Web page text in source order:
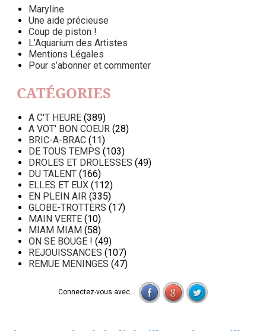
Maryline
Une aide précieuse
Coup de piston !
L’Aquarium des Artistes
Mentions Légales
Pour s’abonner et commenter
CATÉGORIES
A C'T HEURE (389)
A VOT' BON COEUR (28)
BRIC-A-BRAC (11)
DE TOUS TEMPS (103)
DROLES ET DROLESSES (49)
DU TALENT (166)
ELLES ET EUX (112)
EN PLEIN AIR (335)
GLOBE-TROTTERS (17)
MAIN VERTE (10)
MIAM MIAM (58)
ON SE BOUGE ! (49)
REJOUISSANCES (107)
REMUE MENINGES (47)
Connectez-vous avec...